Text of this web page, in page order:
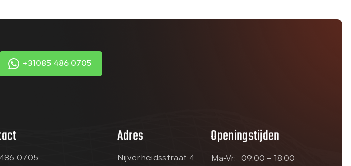
+31085 486 0705
0705
Adres
Nijverheidsstraat 4
Openingstijden
Ma-Vr:
09:00 – 18:00